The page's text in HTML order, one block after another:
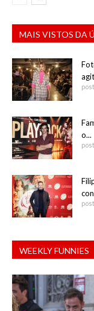
MAIS VISTOS DA
o...
WEEKLY FUNNIES